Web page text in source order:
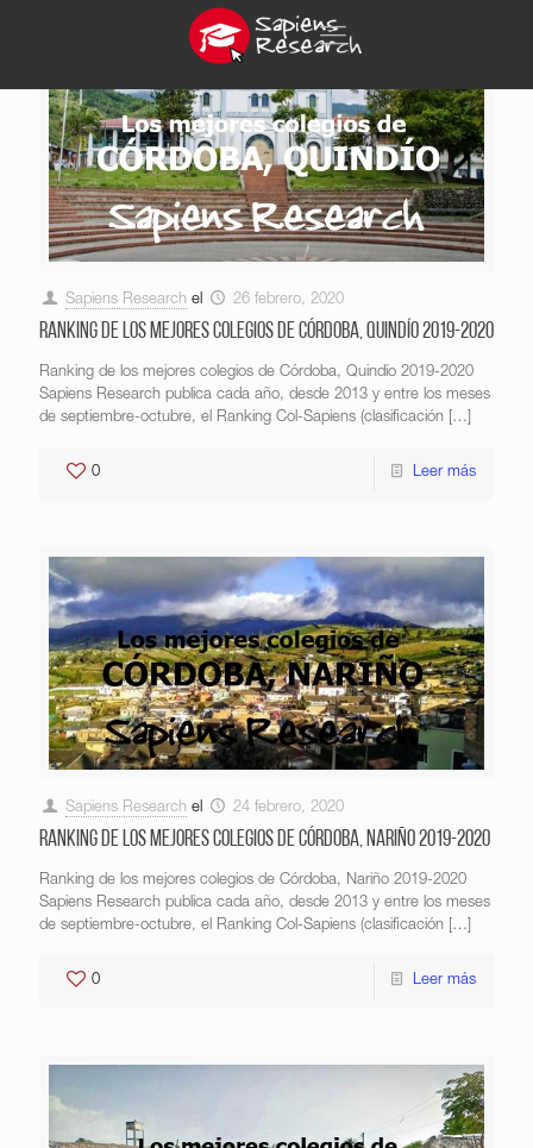
Sapiens Research el 26 febrero, 2020
Ranking de los mejores colegios de Córdoba, Quindío 2019-2020
Ranking de los mejores colegios de Córdoba, Quindío 2019-2020
Sapiens Research publica cada año, desde 2013 y entre los meses
de septiembre-octubre, el Ranking Col-Sapiens (clasificación […]
0 Leer más
Sapiens Research el 24 febrero, 2020
Ranking de los mejores colegios de Córdoba, Nariño 2019-2020
Ranking de los mejores colegios de Córdoba, Nariño 2019-2020
Sapiens Research publica cada año, desde 2013 y entre los meses
de septiembre-octubre, el Ranking Col-Sapiens (clasificación […]
0 Leer más